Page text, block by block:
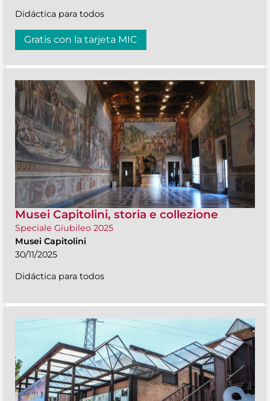
Didáctica para todos
Gratis con la tarjeta MIC
Musei Capitolini, storia e collezione
Speciale Giubileo 2025
Musei Capitolini
30/11/2025
Didáctica para todos